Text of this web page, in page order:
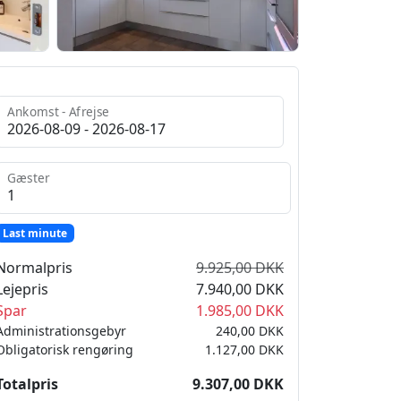
Ankomst - Afrejse
Gæster
Last minute
9.925,00 DKK
7.940,00 DKK
1.985,00 DKK
240,00 DKK
1.127,00 DKK
rengøring
9.307,00 DKK